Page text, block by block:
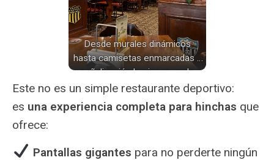
Desde murales dinámicos
hasta camisetas enmarcadas y
señalización luminosa, cada
detalle en el Estadio Fútbol
Club de Lima celebra la pasión
por el fútbol.
Este no es un simple restaurante deportivo:
es una experiencia completa para hinchas que
ofrece:
Pantallas gigantes para no perderte ningún